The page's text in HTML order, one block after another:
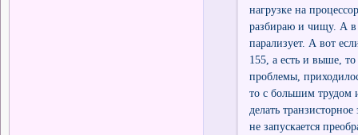
нагрузке на
разбираю и чищу. А в
парализует. А вот
155, а есть и выше,
проблемы,
то с большим трудом
делать
не запускается